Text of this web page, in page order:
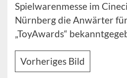
Spielwarenmesse im
Nürnberg die Anwärter
„ToyAwards“
Vorheriges Bild